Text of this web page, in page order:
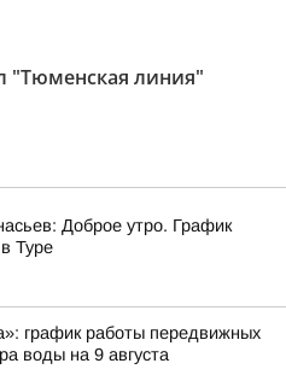
"Тюменская линия"
Доброе утро. График
Туре
график работы передвижных
воды на 9 августа